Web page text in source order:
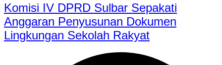
Komisi IV DPRD Sulbar Sepakati
Anggaran Penyusunan Dokumen
Lingkungan Sekolah Rakyat